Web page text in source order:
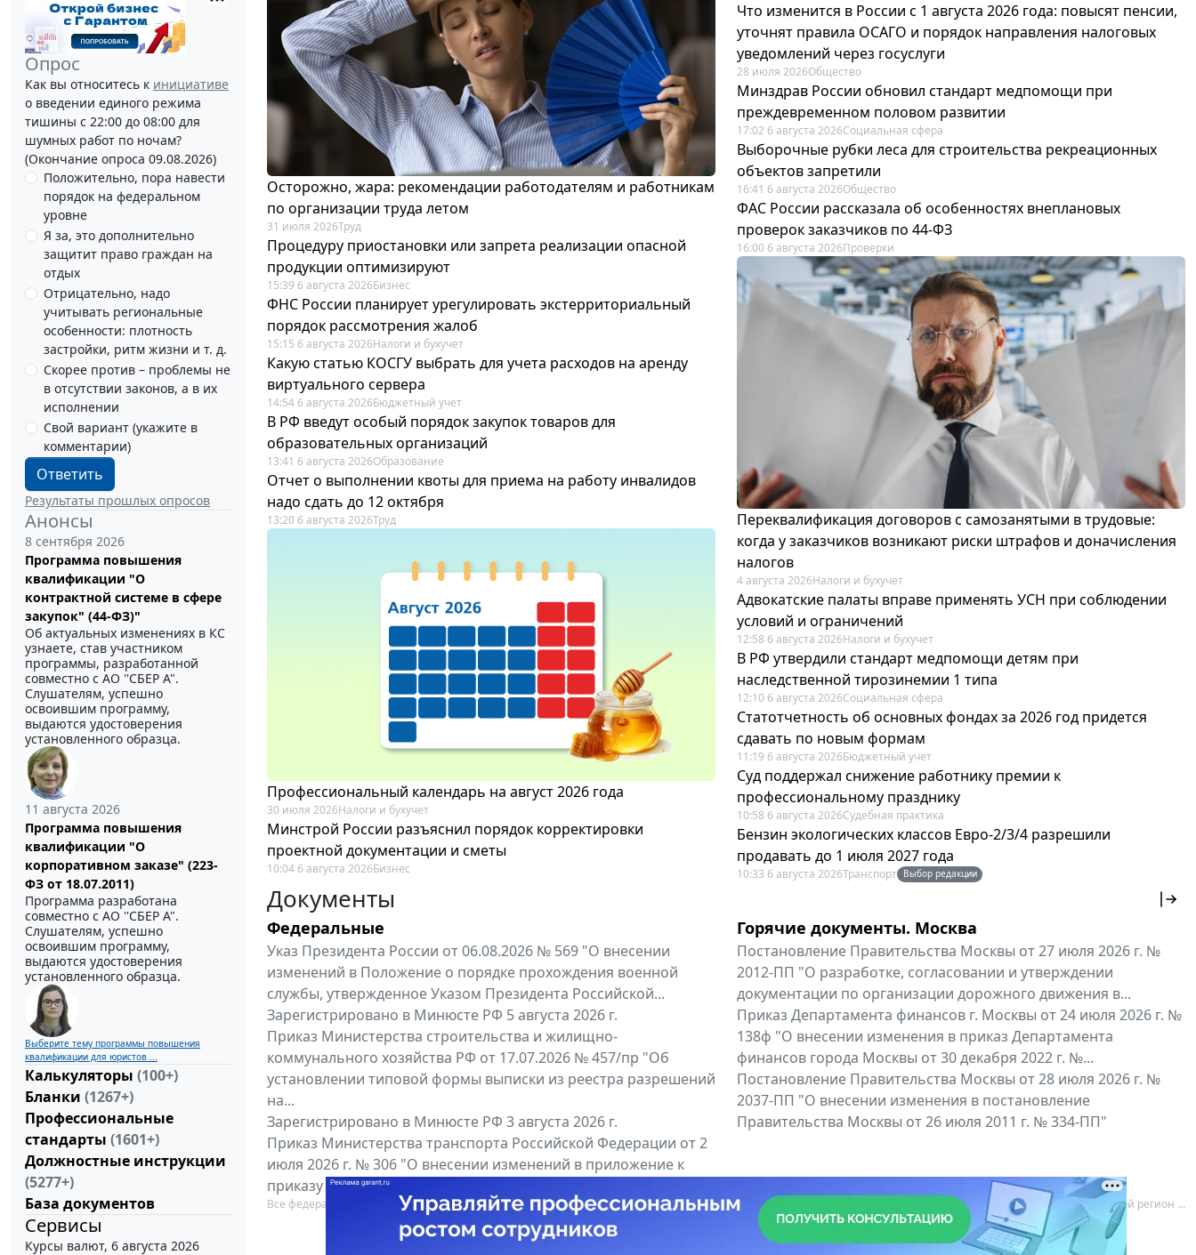
Опрос
Как вы относитесь к инициативе
о введении единого режима
тишины с 22:00 до 08:00 для
шумных работ по ночам?
(Окончание опроса 09.08.2026)
Положительно, пора навести
порядок на федеральном
уровне
Я за, это дополнительно
защитит право граждан на
отдых
Отрицательно, надо
учитывать региональные
особенности: плотность
застройки, ритм жизни и т. д.
Скорее против – проблемы не
в отсутствии законов, а в их
исполнении
Свой вариант (укажите в
комментарии)
Ответить
Результаты прошлых опросов
Анонсы
8 сентября 2026
Программа повышения
квалификации "О
контрактной системе в сфере
закупок" (44-ФЗ)"
Об актуальных изменениях в КС
узнаете, став участником
программы, разработанной
совместно с АО ''СБЕР А".
Слушателям, успешно
освоившим программу,
выдаются удостоверения
установленного образца.
11 августа 2026
Программа повышения
квалификации "О
корпоративном заказе" (223-
ФЗ от 18.07.2011)
Программа разработана
совместно с АО ''СБЕР А".
Слушателям, успешно
освоившим программу,
выдаются удостоверения
установленного образца.
Выберите тему программы повышения
квалификации для юристов ...
Калькуляторы (100+)
Бланки (1267+)
Профессиональные
стандарты (1601+)
Должностные инструкции
(5277+)
База документов
Сервисы
Курсы валют, 6 августа 2026
Осторожно, жара: рекомендации работодателям и работникам
по организации труда летом
31 июля 2026Труд
Процедуру приостановки или запрета реализации опасной
продукции оптимизируют
15:39 6 августа 2026Бизнес
ФНС России планирует урегулировать экстерриториальный
порядок рассмотрения жалоб
15:15 6 августа 2026Налоги и бухучет
Какую статью КОСГУ выбрать для учета расходов на аренду
виртуального сервера
14:54 6 августа 2026Бюджетный учет
В РФ введут особый порядок закупок товаров для
образовательных организаций
13:41 6 августа 2026Образование
Отчет о выполнении квоты для приема на работу инвалидов
надо сдать до 12 октября
13:20 6 августа 2026Труд
Профессиональный календарь на август 2026 года
30 июля 2026Налоги и бухучет
Минстрой России разъяснил порядок корректировки
проектной документации и сметы
10:04 6 августа 2026Бизнес
Что изменится в России с 1 августа 2026 года: повысят пенсии,
уточнят правила ОСАГО и порядок направления налоговых
уведомлений через госуслуги
28 июля 2026Общество
Минздрав России обновил стандарт медпомощи при
преждевременном половом развитии
17:02 6 августа 2026Социальная сфера
Выборочные рубки леса для строительства рекреационных
объектов запретили
16:41 6 августа 2026Общество
ФАС России рассказала об особенностях внеплановых
проверок заказчиков по 44-ФЗ
16:00 6 августа 2026Проверки
Переквалификация договоров с самозанятыми в трудовые:
когда у заказчиков возникают риски штрафов и доначисления
налогов
4 августа 2026Налоги и бухучет
Адвокатские палаты вправе применять УСН при соблюдении
условий и ограничений
12:58 6 августа 2026Налоги и бухучет
В РФ утвердили стандарт медпомощи детям при
наследственной тирозинемии 1 типа
12:10 6 августа 2026Социальная сфера
Статотчетность об основных фондах за 2026 год придется
сдавать по новым формам
11:19 6 августа 2026Бюджетный учет
Суд поддержал снижение работнику премии к
профессиональному празднику
10:58 6 августа 2026Судебная практика
Бензин экологических классов Евро-2/3/4 разрешили
продавать до 1 июля 2027 года
10:33 6 августа 2026Транспорт Выбор редакции
Документы
Федеральные
Указ Президента России от 06.08.2026 № 569 "О внесении
изменений в Положение о порядке прохождения военной
службы, утвержденное Указом Президента Российской...
Зарегистрировано в Минюсте РФ 5 августа 2026 г.
Приказ Министерства строительства и жилищно-
коммунального хозяйства РФ от 17.07.2026 № 457/пр "Об
установлении типовой формы выписки из реестра разрешений
на...
Зарегистрировано в Минюсте РФ 3 августа 2026 г.
Приказ Министерства транспорта Российской Федерации от 2
июля 2026 г. № 306 "О внесении изменений в приложение к
приказу Министерства транспорта Российской...
Все федеральные документы
Горячие документы. Москва
Постановление Правительства Москвы от 27 июля 2026 г. №
2012-ПП "О разработке, согласовании и утверждении
документации по организации дорожного движения в...
Приказ Департамента финансов г. Москвы от 24 июля 2026 г. №
138ф "О внесении изменения в приказ Департамента
финансов города Москвы от 30 декабря 2022 г. №...
Постановление Правительства Москвы от 28 июля 2026 г. №
2037-ПП "О внесении изменения в постановление
Правительства Москвы от 26 июля 2011 г. № 334-ПП"
Все региональные документы Мой регион ...